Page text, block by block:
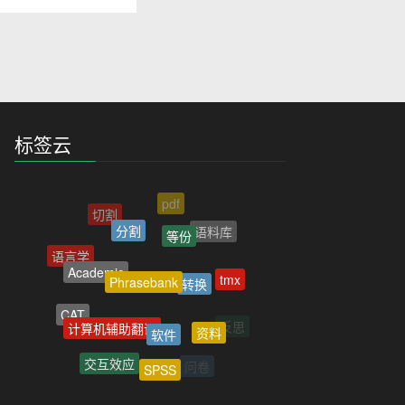
标签云
pdf
切割分割 等份语料库
语言学
AcademicPhrasebank 转换
tmx
CAT
计算机辅助翻译软件 资料反思
调节效应
交互效应 SPSS 问卷
分析